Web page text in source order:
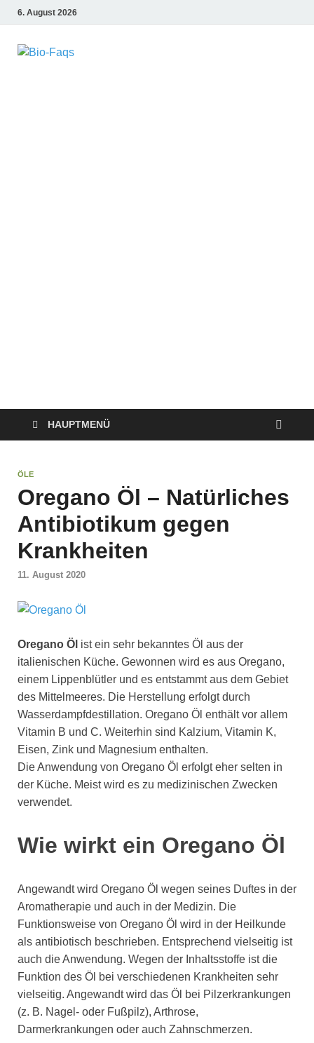
6. August 2026
HAUPTMENÜ
ÖLE
Oregano Öl – Natürliches
Antibiotikum gegen
Krankheiten
11. August 2020
Oregano Öl ist ein sehr bekanntes Öl aus der
italienischen Küche. Gewonnen wird es aus Oregano,
einem Lippenblütler und es entstammt aus dem Gebiet
des Mittelmeeres. Die Herstellung erfolgt durch
Wasserdampfdestillation. Oregano Öl enthält vor allem
Vitamin B und C. Weiterhin sind Kalzium, Vitamin K,
Eisen, Zink und Magnesium enthalten.
Die Anwendung von Oregano Öl erfolgt eher selten in
der Küche. Meist wird es zu medizinischen Zwecken
verwendet.
Wie wirkt ein Oregano Öl
Angewandt wird Oregano Öl wegen seines Duftes in der
Aromatherapie und auch in der Medizin. Die
Funktionsweise von Oregano Öl wird in der Heilkunde
als antibiotisch beschrieben. Entsprechend vielseitig ist
auch die Anwendung. Wegen der Inhaltsstoffe ist die
Funktion des Öl bei verschiedenen Krankheiten sehr
vielseitig. Angewandt wird das Öl bei Pilzerkrankungen
(z. B. Nagel- oder Fußpilz), Arthrose,
Darmerkrankungen oder auch Zahnschmerzen.